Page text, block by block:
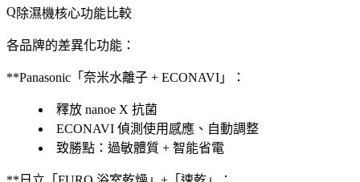
除濕機核心功能比較
各品牌的差異化功能：
**Panasonic「奈米水離子 + ECONAVI」：
釋放 nanoe X 抗菌
ECONAVI 偵測使用感應、自動調整
致勝點： 過敏體質 + 智能省電